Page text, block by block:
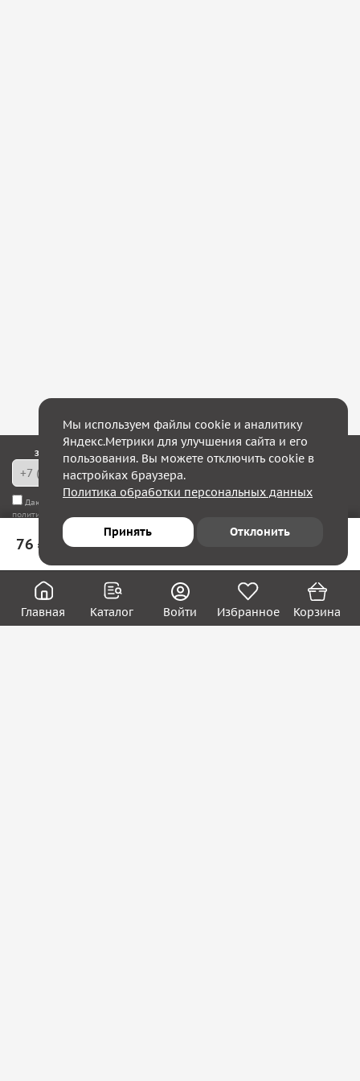
Главная Каталог Избранное
Войти Корзина
76 ₽
Закажите обратный звонок — в течение 10 минут мы с Вами свяжемся!
Даю согласие на обработку моих персональных данных
политикой конфиденциальности
Юридическим лицам
Акции
Вакансии
Контакты
Мы используем файлы cookie и аналитику
Яндекс.Метрики для улучшения сайта и его
пользования. Вы можете отключить cookie в
настройках браузера.
Политика обработки персональных данных
Принять Отклонить